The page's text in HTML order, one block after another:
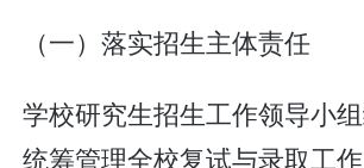
（一）落实招生主体责任
学校研究生招生工作领导小
统筹管理全校复试与录取工